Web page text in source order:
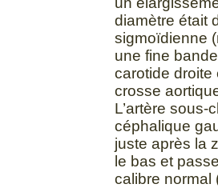
diamètre était
sigmoïdienne
une fine
carotide droite
crosse
L’artère
céphalique
juste après la
le bas et
calibre normal